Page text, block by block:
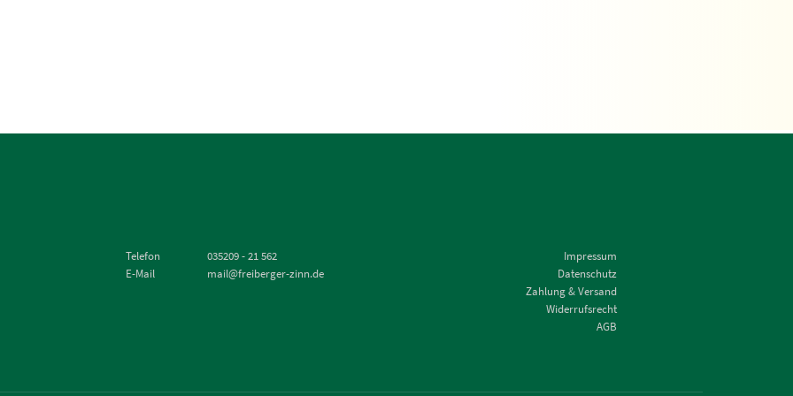
Telefon
035209 - 21 562
E-Mail
mail@freiberger-zinn.de
Impressum
Datenschutz
Zahlung & Versand
Widerrufsrecht
AGB